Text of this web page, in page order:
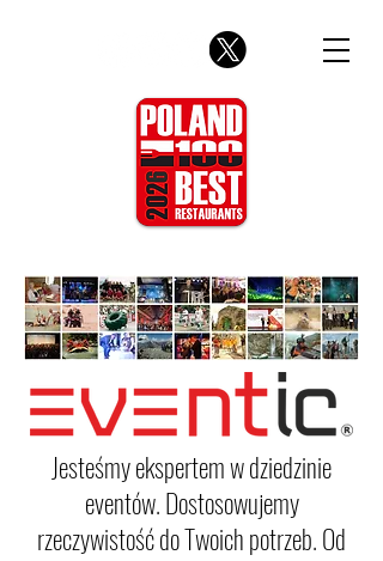
Jesteśmy ekspertem w dziedzinie
eventów. Dostosowujemy
rzeczywistość do Twoich potrzeb. Od